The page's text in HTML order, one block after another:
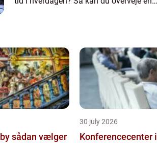
30 july 2026
Konferencecenter i